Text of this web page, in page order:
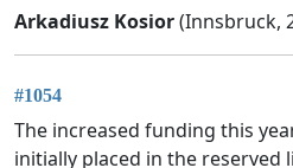
Arkadiusz Kosior(Innsbruck,
#1054
The increased funding this
initially placed in the reserved